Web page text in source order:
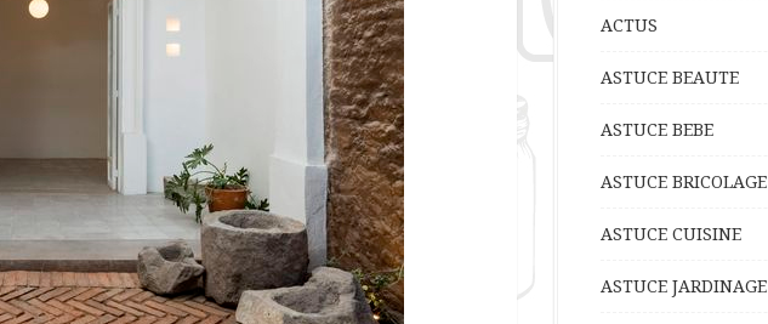
ACTUS
ASTUCE BEAUTE
ASTUCE BEBE
ASTUCE BRICOLAGE
ASTUCE CUISINE
ASTUCE JARDINAGE